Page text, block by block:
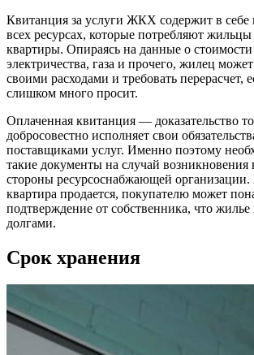
Квитанция за услуги ЖКХ содержит в
всех ресурсах, которые потребляют
квартиры. Опираясь на данные о
электричества, газа и прочего, жилец может
своими расходами и требовать перерасчет,
слишком много просит.
Оплаченная квитанция — доказательство
добросовестно исполняет свои
поставщиками услуг. Именно поэтому
такие документы на случай возникновения
стороны ресурсоснабжающей организации.
квартира продается, покупателю может
подтверждение от собственника, что
долгами.
Срок хранения